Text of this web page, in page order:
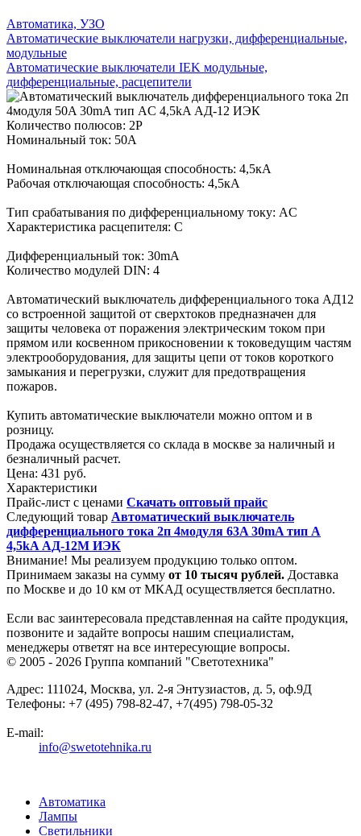
Автоматика, УЗО
Автоматические выключатели нагрузки, дифференциальные,
модульные
Автоматические выключатели IEK модульные,
дифференциальные, расцепители
Количество полюсов: 2P
Номинальный ток: 50А
Номинальная отключающая способность: 4,5кА
Рабочая отключающая способность: 4,5кА
Тип срабатывания по дифференциальному току: AC
Характеристика расцепителя: С
Дифференциальный ток: 30mA
Количество модулей DIN: 4
Автоматический выключатель дифференциального тока АД12
со встроенной защитой от сверхтоков предназначен для
защиты человека от поражения электрическим током при
прямом или косвенном прикосновении к токоведущим частям
электрооборудования, для защиты цепи от токов короткого
замыкания и перегрузки, служит для предотвращения
пожаров.
Купить автоматические выключатели можно оптом и в
розницу.
Продажа осуществляется со склада в москве за наличный и
безналичный расчет.
Цена: 431 руб.
Характеристики
Прайс-лист с ценами Скачать оптовый прайс
Следующий товар Автоматический выключатель
дифференциального тока 2п 4модуля 63A 30mA тип A
4,5kA АД-12М ИЭК
Внимание! Мы реализуем продукцию только оптом.
Принимаем заказы на сумму от 10 тысяч рублей. Доставка
по Москве и до 10 км от МКАД осуществляется бесплатно.
Если вас заинтересовала представленная на сайте продукция,
позвоните и задайте вопросы нашим специалистам,
менеджеры ответят на все интересующие вопросы.
© 2005 - 2026 Группа компаний "Светотехника"
Адрес: 111024, Москва, ул. 2-я Энтузиастов, д. 5, оф.9Д
Телефоны: +7 (495) 798-82-47, +7(495) 798-05-32
E-mail:
info@swetotehnika.ru
Автоматика
Лампы
Светильники